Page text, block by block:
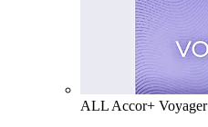
ALL Accor+ Voyager